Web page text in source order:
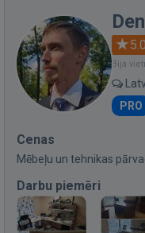
5.0
Bija
PRO
Cenas
Mēbeļu un tehnikas
Darbu piemēri